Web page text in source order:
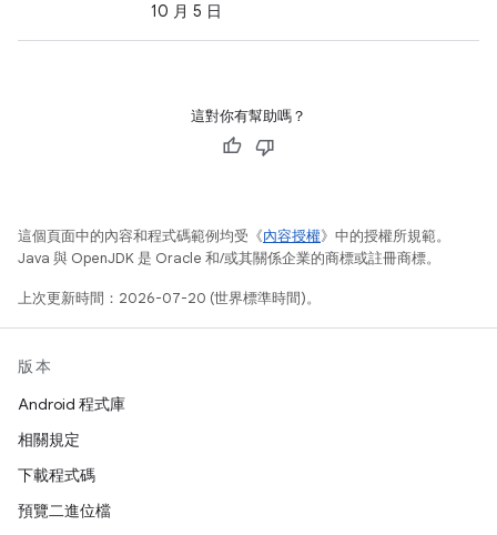
10 月 5 日
這對你有幫助嗎？
這個頁面中的內容和程式碼範例均受《內容授權》中的授權所規範。
Java 與 OpenJDK 是 Oracle 和/或其關係企業的商標或註冊商標。
上次更新時間：2026-07-20 (世界標準時間)。
版本
Android 程式庫
相關規定
下載程式碼
預覽二進位檔